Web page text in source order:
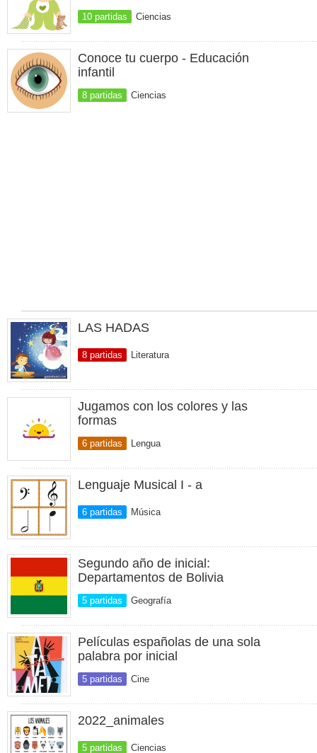
10 partidas Ciencias
Conoce tu cuerpo - Educación
infantil
8 partidas Ciencias
LAS HADAS
8 partidas Literatura
Jugamos con los colores y las
formas
6 partidas Lengua
Lenguaje Musical I - a
6 partidas Música
Segundo año de inicial:
Departamentos de Bolivia
5 partidas Geografía
Películas españolas de una sola
palabra por inicial
5 partidas Cine
2022_animales
5 partidas Ciencias